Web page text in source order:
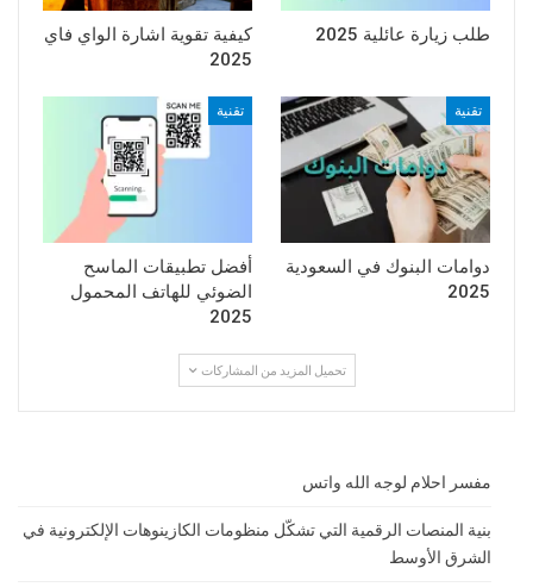
طلب زيارة عائلية 2025
كيفية تقوية اشارة الواي فاي
2025
تقنية
دوامات البنوك في السعودية
2025
تقنية
أفضل تطبيقات الماسح
الضوئي للهاتف المحمول
2025
تحميل المزيد من المشاركات
مفسر احلام لوجه الله واتس
بنية المنصات الرقمية التي تشكّل منظومات الكازينوهات الإلكترونية في
الشرق الأوسط